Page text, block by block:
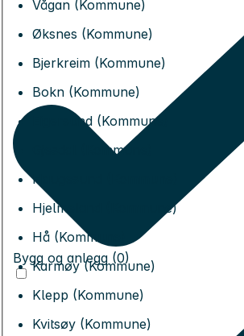
Vågan (Kommune)
Øksnes (Kommune)
Bjerkreim (Kommune)
Bokn (Kommune)
Eigersund (Kommune)
Gjesdal (Kommune)
Haugesund (Kommune)
Hjelmeland (Kommune)
Hå (Kommune)
Karmøy (Kommune)
Klepp (Kommune)
Kvitsøy (Kommune)
Bygg og anlegg (0)